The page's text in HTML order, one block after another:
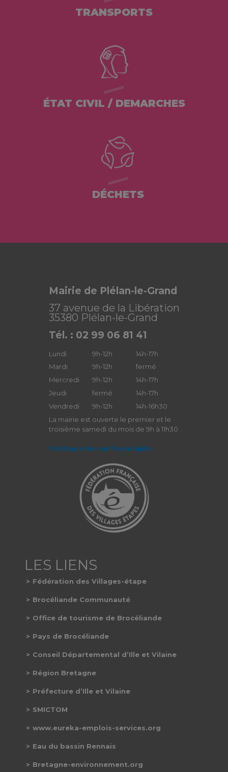
TRANSPORTS
ÉTAT CIVIL / DEMARCHES
DÉCHETS
Mairie de Plélan-le-Grand
37 avenue de la Libération
35380 Plélan-le-Grand
Tél. : 02 99 06 81 41
Lundi 9h-12h
14h-17h
Mardi
9h-12h
fermé
Mercredi
9h-12h
14h-17h
Jeudi
fermé
14h-17h
Vendredi
9h-12h
14h-16h30
La mairie est ouverte le premier et le
troisième samedi du mois de 9h à 11h30
Politique de confidentialité
Fédération des Villages-étape
Brocéliande Communauté
Office de tourisme de Brocéliande
Pays de Brocéliande
Conseil Départemental d’Ille et Vilaine
Région Bretagne
Préfecture d’Ille et Vilaine
SMICTOM
www.eureka-emplois-services.org
Eau du bassin Rennais
Bretagne-environnement.org